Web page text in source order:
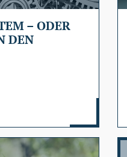
– ODER
DEN